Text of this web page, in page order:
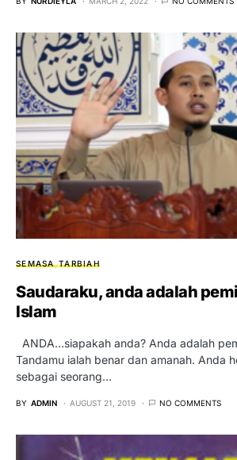
SEMASA TARBIAH
Saudaraku, anda adalah
Islam
ANDA…siapakah anda? Anda adalah
Tandamu ialah benar dan amanah. Anda
sebagai seorang…
BY ADMIN AUGUST 21, 2019 NO COMMENTS